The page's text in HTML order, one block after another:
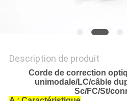
Description de produit
Corde de correction
unimodale/LC/câble
Sc/FC/St/